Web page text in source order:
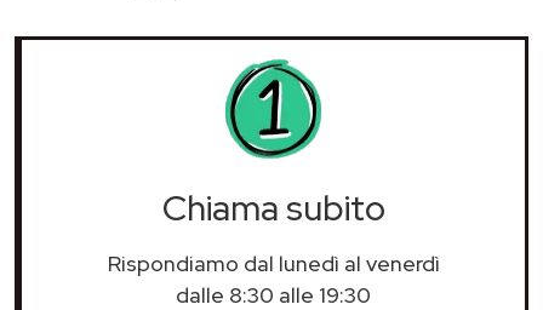
Chiama subito
Rispondiamo dal lunedì al venerdì
dalle 8:30 alle 19:30